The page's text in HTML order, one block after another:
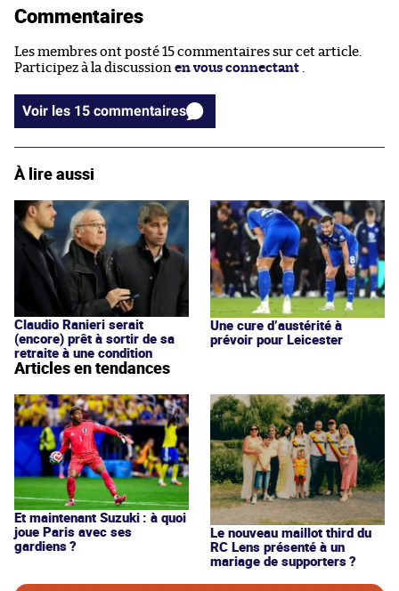
Commentaires
Les membres ont posté 15 commentaires sur cet article.
Participez à la discussion en vous connectant
Voir les 15 commentaires
À lire aussi
Claudio Ranieri serait
(encore) prêt à sortir de sa
retraite à une condition
Une cure d’austérité à
prévoir pour Leicester
Articles en tendances
Et maintenant Suzuki : à quoi
joue Paris avec ses
gardiens ?
Le nouveau maillot third du
RC Lens présenté à un
mariage de supporters ?